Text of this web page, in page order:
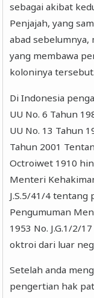
sebagai akibat
Penjajah, yang
abad sebelumnya,
yang membawa
koloninya tersebut.
Di Indonesia
UU No. 6 Tahun
UU No. 13 Tahun
Tahun 2001
Octroiwet 1910
Menteri
J.S.5/41/4
Pengumuman
1953 No. J.G.1/2/
oktroi dari luar
Setelah anda
pengertian hak